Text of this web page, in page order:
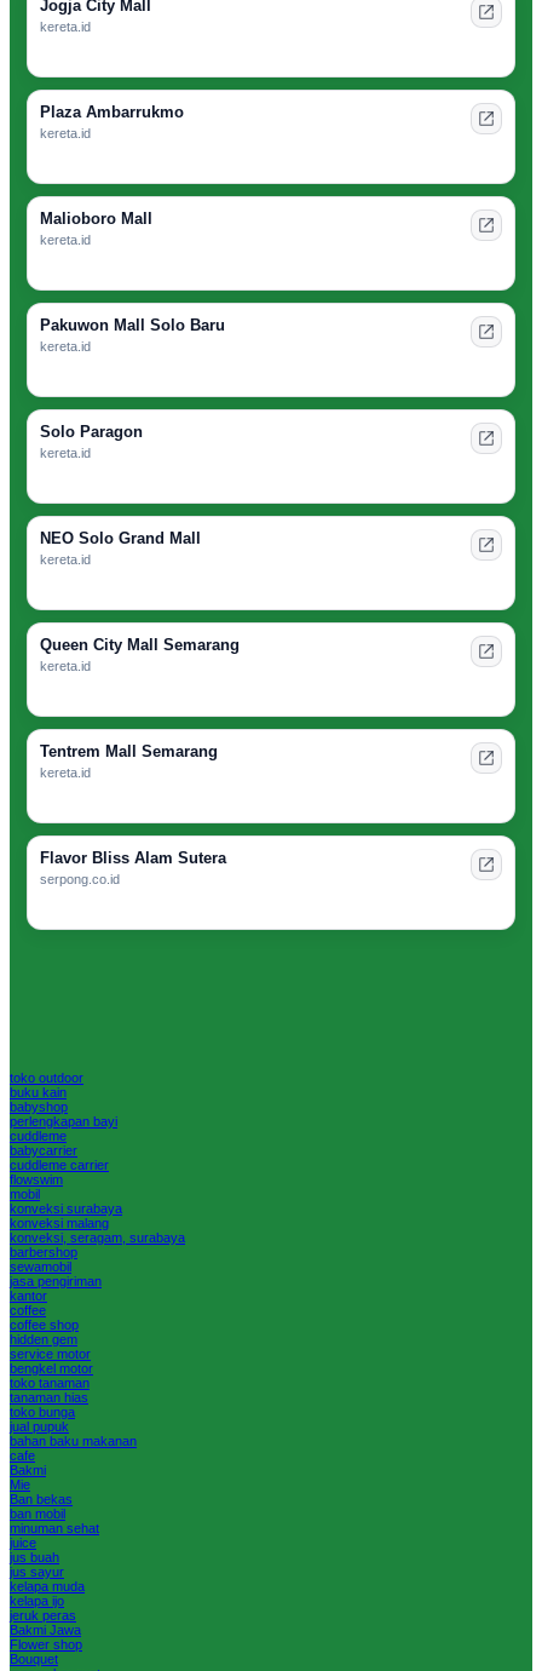
Jogja City Mall
kereta.id
Plaza Ambarrukmo
kereta.id
Malioboro Mall
kereta.id
Pakuwon Mall Solo Baru
kereta.id
Solo Paragon
kereta.id
NEO Solo Grand Mall
kereta.id
Queen City Mall Semarang
kereta.id
Tentrem Mall Semarang
kereta.id
Flavor Bliss Alam Sutera
serpong.co.id
toko outdoor
buku kain
babyshop
perlengkapan bayi
cuddleme
babycarrier
cuddleme carrier
flowswim
mobil
konveksi surabaya
konveksi malang
konveksi, seragam, surabaya
barbershop
sewamobil
jasa pengiriman
kantor
coffee
coffee shop
hidden gem
service motor
bengkel motor
toko tanaman
tanaman hias
toko bunga
jual pupuk
bahan baku makanan
cafe
Bakmi
Mie
Ban bekas
ban mobil
minuman sehat
juice
jus buah
jus sayur
kelapa muda
kelapa ijo
jeruk peras
Bakmi Jawa
Flower shop
Bouquet